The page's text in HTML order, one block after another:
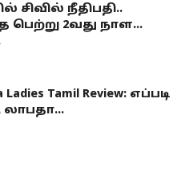
சிவில் நீதிபதி..
பெற்று 2வது நாள...
Ladies Tamil Review: எப்படி
லாபதா...